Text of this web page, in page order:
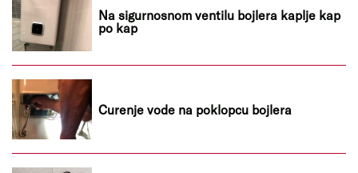
Na sigurnosnom ventilu bojlera kaplje kap
po kap
Curenje vode na poklopcu bojlera